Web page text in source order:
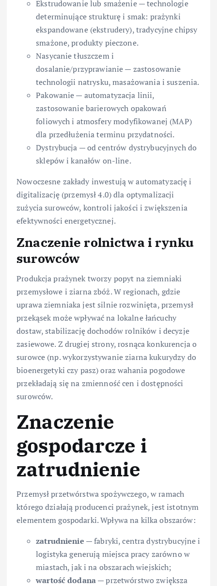
Ekstrudowanie lub smażenie — technologie
determinujące strukturę i smak: prażynki
ekspandowane (ekstrudery), tradycyjne chipsy
smażone, produkty pieczone.
Nasycanie tłuszczem i
dosalanie/przyprawianie — zastosowanie
technologii natrysku, masażowania i suszenia.
Pakowanie — automatyzacja linii,
zastosowanie barierowych opakowań
foliowych i atmosfery modyfikowanej (MAP)
dla przedłużenia terminu przydatności.
Dystrybucja — od centrów dystrybucyjnych do
sklepów i kanałów on-line.
Nowoczesne zakłady inwestują w automatyzację i
digitalizację (przemysł 4.0) dla optymalizacji
zużycia surowców, kontroli jakości i zwiększenia
efektywności energetycznej.
Znaczenie rolnictwa i rynku
surowców
Produkcja prażynek tworzy popyt na ziemniaki
przemysłowe i ziarna zbóż. W regionach, gdzie
uprawa ziemniaka jest silnie rozwinięta, przemysł
przekąsek może wpływać na lokalne łańcuchy
dostaw, stabilizację dochodów rolników i decyzje
zasiewowe. Z drugiej strony, rosnąca konkurencja o
surowce (np. wykorzystywanie ziarna kukurydzy do
bioenergetyki czy pasz) oraz wahania pogodowe
przekładają się na zmienność cen i dostępności
surowców.
Znaczenie
gospodarcze i
zatrudnienie
Przemysł przetwórstwa spożywczego, w ramach
którego działają producenci prażynek, jest istotnym
elementem gospodarki. Wpływa na kilka obszarów:
zatrudnienie — fabryki, centra dystrybucyjne i
logistyka generują miejsca pracy zarówno w
miastach, jak i na obszarach wiejskich;
wartość dodana— przetwórstwo zwiększa